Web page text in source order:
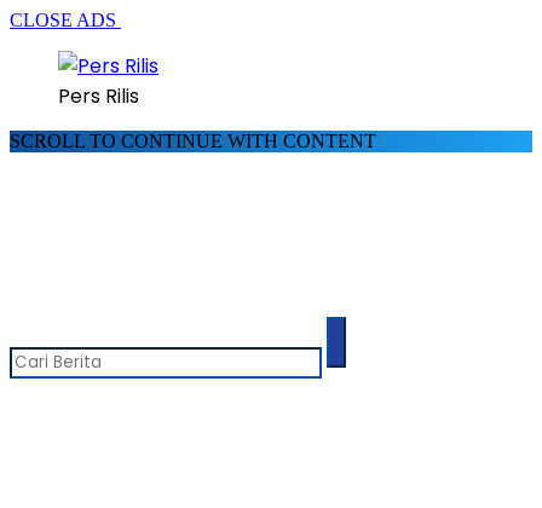
CLOSE ADS
Pers Rilis
SCROLL TO CONTINUE WITH CONTENT